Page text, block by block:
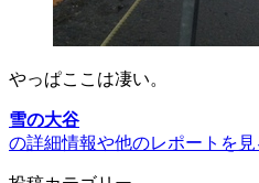
やっぱここは凄い。
雪の大谷
の詳細情報や他のレポートを見